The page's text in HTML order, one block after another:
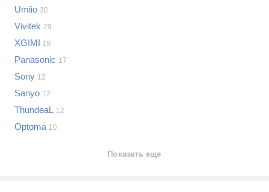
Asus
Lenovo
Indesit
JBL
Показать еще
Проблемы по категориям
Сотовые телефоны
Планшеты
Umiio 30
Vivitek 29
XGIMI 18
Panasonic 17
Sony 12
Sanyo 12
ThundeaL 12
Optoma 10
Показать еще